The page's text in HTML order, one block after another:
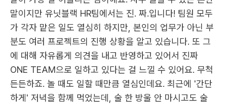
말이지만 유닛블랙 HR팀에서는 진. 짜.입니다! 팀원 모두
가 각자 맡은 일도 열심히 하지만, 본인의 업무가 아닌 부
분도 여러 프로젝트의 진행 상황을 알고 있습니다. 또 그
에 대해 자유롭게 의견을 내고 반영하고 있어서 진짜
ONE TEAM으로 일하고 있다는 걸 느낄 수 있어요. 무척
든든하죠. 놀 때도 일할 때만큼 열심인데요. 최근에 '간단
하게' 저녁을 함께 먹었는데, 술 한 방울 안 마시고도 술